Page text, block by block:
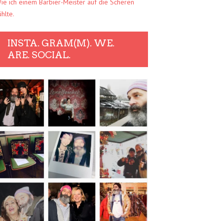
ich einem Barbier-Meister auf die Scheren
INSTA. GRAM(M). WE.
ARE. SOCIAL.